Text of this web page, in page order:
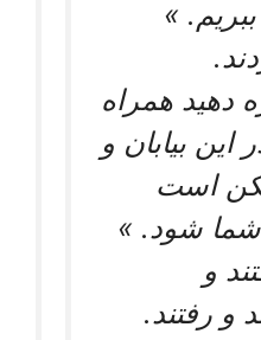
»
دهيد همراه
اين بيابان و
است
شود. »
و
و رفتند.